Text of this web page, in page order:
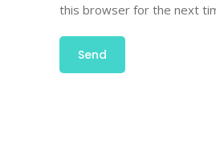
this browser for the next